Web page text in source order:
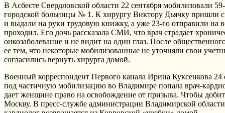
В Асбесте Свердловской области 22 сентября мобилизовали
городской больницы № 1. К хирургу Виктору Дьячку пришли
и выдали на руки трудовую книжку, а уже 23-го отправили
проходил. Его дочь рассказала СМИ, что врач страдает
онкозаболевание и не видит на один глаз. После
ее тем, что некоторые мобилизованные не уточняли свои
согласились вернуть хирурга домой.
Военный корреспондент Первого канала Ирина Куксенкова 24
под частичную мобилизацию во Владимире попала врач-
дает женщине право на освобождение от призыва. Чтобы
Москву. В пресс-службе администрации Владимирской